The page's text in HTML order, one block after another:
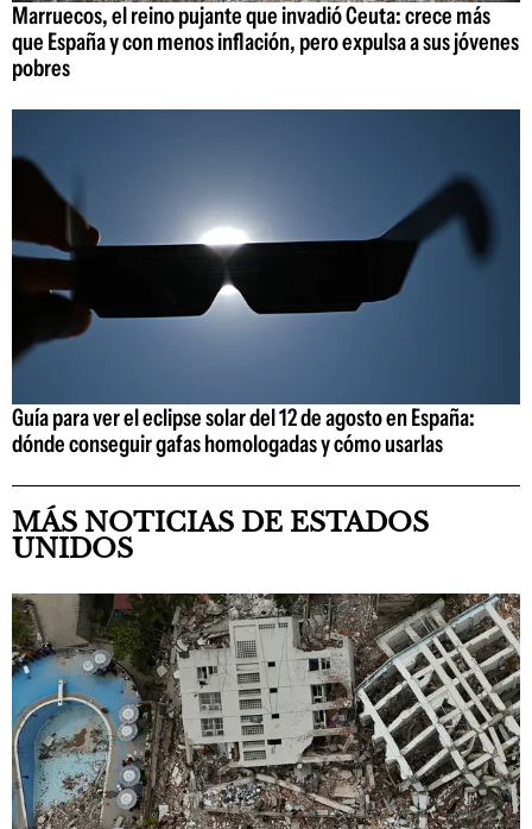
Marruecos, el reino pujante que invadió Ceuta: crece más
que España y con menos inflación, pero expulsa a sus jóvenes
pobres
Guía para ver el eclipse solar del 12 de agosto en España:
dónde conseguir gafas homologadas y cómo usarlas
MÁS NOTICIAS DE ESTADOS
UNIDOS